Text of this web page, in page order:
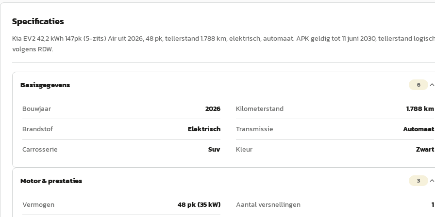
Specificaties
Kia EV2 42,2 kWh 147pk (5-zits) Air uit 2026, 48 pk, tellerstand 1.788 km, elektrisch, automaat. APK geldig tot 11 juni 2030, tellerstand
volgens RDW.
Basisgegevens 6
Bouwjaar 2026 Kilometerstand
1.788 km
Brandstof
Elektrisch Transmissie
Automaat
Carrosserie
Suv Kleur Zwart
Motor & prestaties 3
Vermogen 48 pk (35 kW) Aantal versnellingen
1